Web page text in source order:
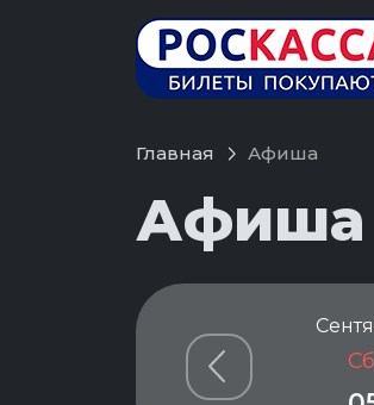
Главная Афиша
Афиша